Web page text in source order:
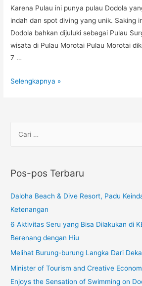
Karena Pulau ini punya pulau Dodola
indah dan spot diving yang unik. Saking
Dodola bahkan dijuluki sebagai Pulau
wisata di Pulau Morotai Pulau Morotai
7 …
Selengkapnya »
Pos-pos Terbaru
Daloha Beach & Dive Resort, Padu
Ketenangan
6 Aktivitas Seru yang Bisa Dilakukan di
Berenang dengan Hiu
Melihat Burung-burung Langka Dari
Minister of Tourism and Creative
Enjoys the Sensation of Swimming on